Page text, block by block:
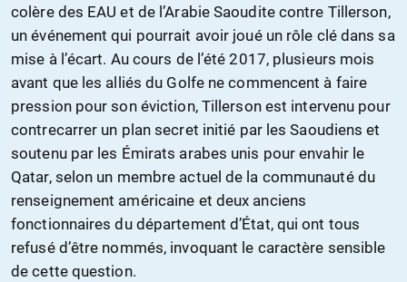
colère des EAU et de l’Arabie Saoudite contre Tillerson,
un événement qui pourrait avoir joué un rôle clé dans sa
mise à l’écart. Au cours de l’été 2017, plusieurs mois
avant que les alliés du Golfe ne commencent à faire
pression pour son éviction, Tillerson est intervenu pour
contrecarrer un plan secret initié par les Saoudiens et
soutenu par les Émirats arabes unis pour envahir le
Qatar, selon un membre actuel de la communauté du
renseignement américaine et deux anciens
fonctionnaires du département d’État, qui ont tous
refusé d’être nommés, invoquant le caractère sensible
de cette question.